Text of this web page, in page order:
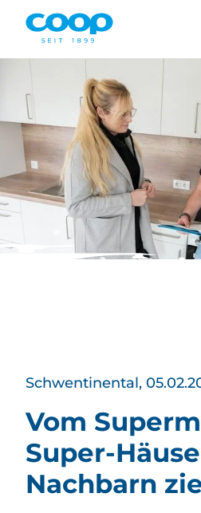
Schwentinental,
Vom
Super-
Nachbarn